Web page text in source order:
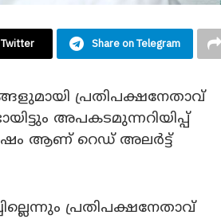
Share on Telegram
പ്രതിപക്ഷനേതാവ്
അപകടമുന്നറിയിപ്പ്
ആണ് റെഡ് അലർട്ട്
പ്രതിപക്ഷനേതാവ്